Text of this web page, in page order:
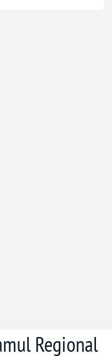
Regional